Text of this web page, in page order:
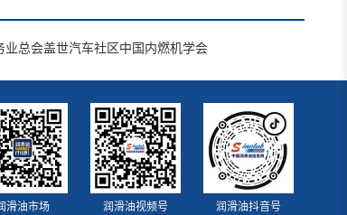
业总会盖世汽车社区中国内燃机学会
滑油市场 润滑油视频号 润滑油抖音号